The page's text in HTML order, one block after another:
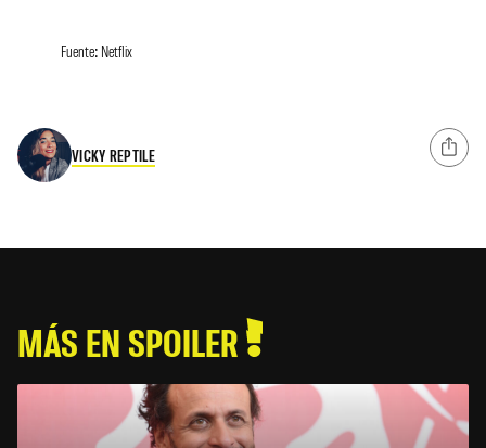
Fuente: Netflix
VICKY REPTILE
MÁS EN SPOILER